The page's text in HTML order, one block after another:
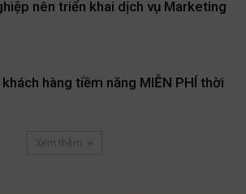
nên triển khai dịch vụ Marketing
hàng tiềm năng MIỄN PHÍ thời
Xem thêm